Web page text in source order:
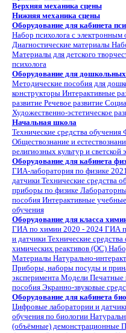
Верхняя механика сцены
Нижняя механика сцены
Оборудование для кабинета
Набор психолога с электронным
Диагностические материалы
Материалы для детского
психолога
Оборудование для дошкольных
Методические пособия для
конструкторы Интерактивные
развитие Речевое развитие
Художественно-эстетическое
Начальная школа
Технические средства обучения
Обществознание и
религиозных культур и светской
Оборудование для кабинета
ГИА-лаборатория по физике
датчики Технические средства
приборы по физике
пособия Интерактивные
обучения
Оборудование для класса
ГИА по химии 2020 - 2024 ГИА
и датчики Технические
химических реактивов (ОС)
Материалы Натурально-
Приборы, наборы посуды и
эксперимента Модели Печатные
пособия Экранно-звуковые
Оборудование для кабинета
Цифровые лаборатории и
обучения по биологии
(объёмные) демонстрационные